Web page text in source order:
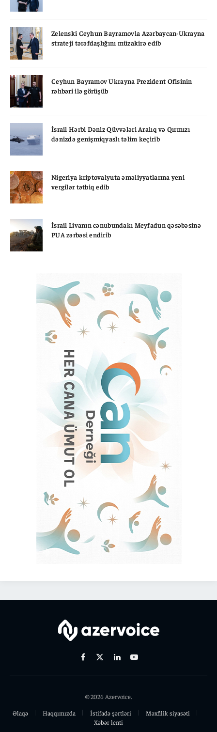
Zelenski Ceyhun Bayramovla Azərbaycan-Ukrayna
strateji tərəfdaşlığını müzakirə edib
Ceyhun Bayramov Ukrayna Prezident Ofisinin
rəhbəri ilə görüşüb
İsrail Hərbi Dəniz Qüvvələri Aralıq və Qırmızı
dənizdə genişmiqyaslı təlim keçirib
Nigeriya kriptovalyuta əməliyyatlarına yeni
vergilər tətbiq edib
İsrail Livanın cənubundakı Meyfadun qəsəbəsinə
PUA zərbəsi endirib
Facebook
X
LinkedinYoutube
© 2026 Azervoice.
Əlaqə
Haqqımızda İstifadə şərtləri
Məxfilik siyasəti
Xəbər lenti